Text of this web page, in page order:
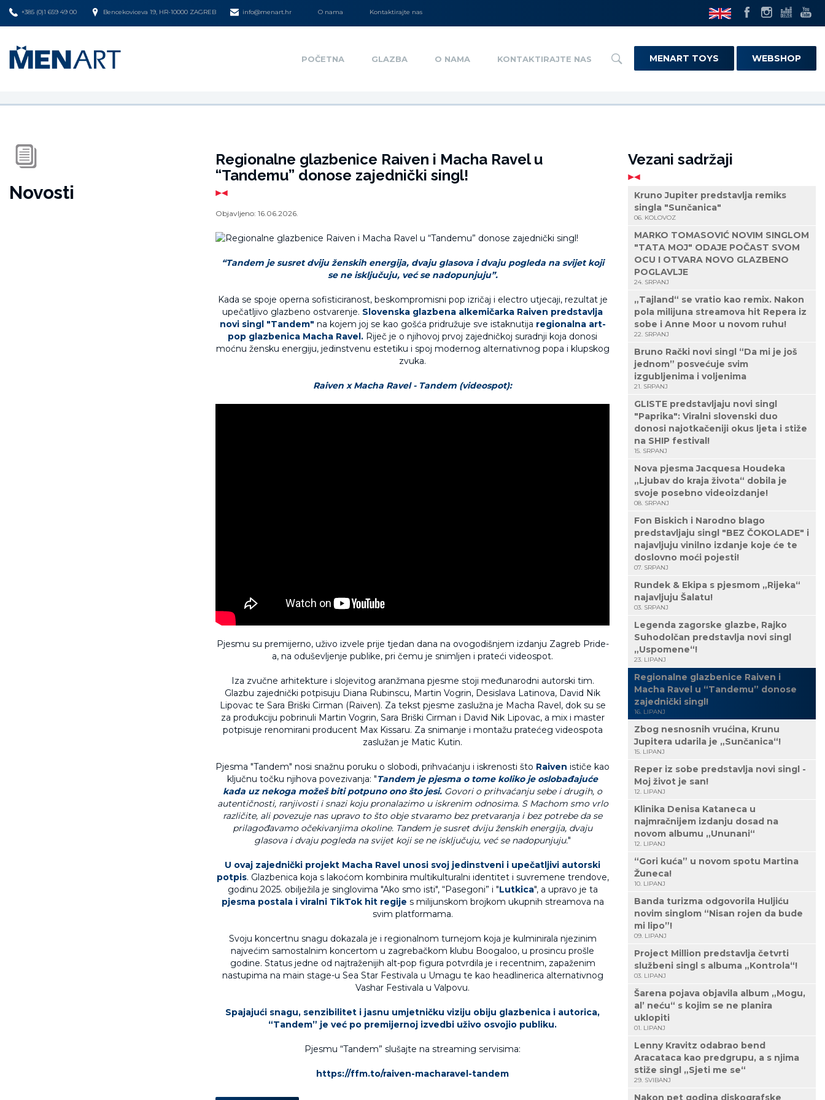
+385 (0)1 659 49 00 Bencekoviceva 19, HR-10000 ZAGREB info@menart.hr O nama Kontaktirajte nas
POČETNA GLAZBA O NAMA KONTAKTIRAJTE NAS MENART TOYS WEBSHOP
Novosti
Regionalne glazbenice Raiven i Macha Ravel u
“Tandemu” donose zajednički singl!
Objavljeno: 16.06.2026.
“Tandem je susret dviju ženskih energija, dvaju glasova i dvaju pogleda na svijet koji
se ne isključuju, već se nadopunjuju”.
Kada se spoje operna sofisticiranost, beskompromisni pop izričaj i electro utjecaji, rezultat je
upečatljivo glazbeno ostvarenje. Slovenska glazbena alkemičarka Raiven predstavlja
novi singl "Tandem" na kojem joj se kao gošća pridružuje sve istaknutija regionalna art-
pop glazbenica Macha Ravel. Riječ je o njihovoj prvoj zajedničkoj suradnji koja donosi
moćnu žensku energiju, jedinstvenu estetiku i spoj modernog alternativnog popa i klupskog
zvuka.
Raiven x Macha Ravel - Tandem (videospot):
Pjesmu su premijerno, uživo izvele prije tjedan dana na ovogodišnjem izdanju Zagreb Pride-
a, na oduševljenje publike, pri čemu je snimljen i prateći videospot.
Iza zvučne arhitekture i slojevitog aranžmana pjesme stoji međunarodni autorski tim.
Glazbu zajednički potpisuju Diana Rubinscu, Martin Vogrin, Desislava Latinova, David Nik
Lipovac te Sara Briški Cirman (Raiven). Za tekst pjesme zaslužna je Macha Ravel, dok su se
za produkciju pobrinuli Martin Vogrin, Sara Briški Cirman i David Nik Lipovac, a mix i master
potpisuje renomirani producent Max Kissaru. Za snimanje i montažu pratećeg videospota
zaslužan je Matic Kutin.
Pjesma "Tandem" nosi snažnu poruku o slobodi, prihvaćanju i iskrenosti što Raiven ističe kao
ključnu točku njihova povezivanja: "Tandem je pjesma o tome koliko je oslobađajuće
kada uz nekoga možeš biti potpuno ono što jesi. Govori o prihvaćanju sebe i drugih, o
autentičnosti, ranjivosti i snazi koju pronalazimo u iskrenim odnosima. S Machom smo vrlo
različite, ali povezuje nas upravo to što obje stvaramo bez pretvaranja i bez potrebe da se
prilagođavamo očekivanjima okoline. Tandem je susret dviju ženskih energija, dvaju
glasova i dvaju pogleda na svijet koji se ne isključuju, već se nadopunjuju."
U ovaj zajednički projekt Macha Ravel unosi svoj jedinstveni i upečatljivi autorski
potpis. Glazbenica koja s lakoćom kombinira multikulturalni identitet i suvremene trendove,
godinu 2025. obilježila je singlovima "Ako smo isti", “Pasegoni” i "Lutkica", a upravo je ta
pjesma postala i viralni TikTok hit regije s milijunskom brojkom ukupnih streamova na
svim platformama.
Svoju koncertnu snagu dokazala je i regionalnom turnejom koja je kulminirala njezinim
najvećim samostalnim koncertom u zagrebačkom klubu Boogaloo, u prosincu prošle
godine. Status jedne od najtraženijih alt-pop figura potvrdila je i recentnim, zapaženim
nastupima na main stage-u Sea Star Festivala u Umagu te kao headlinerica alternativnog
Vashar Festivala u Valpovu.
Spajajući snagu, senzibilitet i jasnu umjetničku viziju obiju glazbenica i autorica,
“Tandem” je već po premijernoj izvedbi uživo osvojio publiku.
Pjesmu “Tandem” slušajte na streaming servisima:
https://ffm.to/raiven-macharavel-tandem
Vezani sadržaji
Kruno Jupiter predstavlja remiks
singla "Sunčanica"
06. KOLOVOZ
MARKO TOMASOVIĆ NOVIM SINGLOM
"TATA MOJ" ODAJE POČAST SVOM
OCU I OTVARA NOVO GLAZBENO
POGLAVLJE
24. SRPANJ
„Tajland“ se vratio kao remix. Nakon
pola milijuna streamova hit Repera iz
sobe i Anne Moor u novom ruhu!
22. SRPANJ
Bruno Rački novi singl “Da mi je još
jednom” posvećuje svim
izgubljenima i voljenima
21. SRPANJ
GLISTE predstavljaju novi singl
"Paprika": Viralni slovenski duo
donosi najotkačeniji okus ljeta i stiže
na SHIP festival!
15. SRPANJ
Nova pjesma Jacquesa Houdeka
„Ljubav do kraja života“ dobila je
svoje posebno videoizdanje!
08. SRPANJ
Fon Biskich i Narodno blago
predstavljaju singl "BEZ ČOKOLADE" i
najavljuju vinilno izdanje koje će te
doslovno moći pojesti!
07. SRPANJ
Rundek & Ekipa s pjesmom „Rijeka“
najavljuju Šalatu!
03. SRPANJ
Legenda zagorske glazbe, Rajko
Suhodolčan predstavlja novi singl
„Uspomene“!
23. LIPANJ
Regionalne glazbenice Raiven i
Macha Ravel u “Tandemu” donose
zajednički singl!
16. LIPANJ
Zbog nesnosnih vrućina, Krunu
Jupitera udarila je „Sunčanica“!
15. LIPANJ
Reper iz sobe predstavlja novi singl -
Moj život je san!
12. LIPANJ
Klinika Denisa Kataneca u
najmračnijem izdanju dosad na
novom albumu „Ununani“
12. LIPANJ
“Gori kuća” u novom spotu Martina
Žuneca!
10. LIPANJ
Banda turizma odgovorila Huljiću
novim singlom “Nisan rojen da bude
mi lipo”!
09. LIPANJ
Project Million predstavlja četvrti
službeni singl s albuma „Kontrola“!
03. LIPANJ
Šarena pojava objavila album „Mogu,
al’ neću“ s kojim se ne planira
uklopiti
01. LIPANJ
Lenny Kravitz odabrao bend
Aracataca kao predgrupu, a s njima
stiže singl „Sjeti me se“
29. SVIBANJ
Nakon pet godina diskografske